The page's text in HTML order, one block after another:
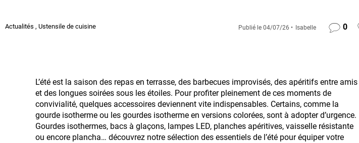
Actualités , Ustensile de cuisine Publié le 04/07/26 Isabelle 0
L’été est la saison des repas en terrasse, des barbecues improvisés, des apéritifs entre amis
et des longues soirées sous les étoiles. Pour profiter pleinement de ces moments de
convivialité, quelques accessoires deviennent vite indispensables. Certains, comme la
gourde isotherme ou les gourdes isotherme en versions colorées, sont à adopter d’urgence.
Gourdes isothermes, bacs à glaçons, lampes LED, planches apéritives, vaisselle résistante
ou encore plancha… découvrez notre sélection des essentiels de l’été pour équiper votre